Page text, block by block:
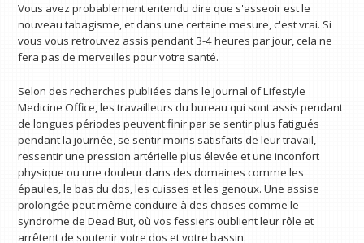
Vous avez probablement entendu dire que s'asseoir est le
nouveau tabagisme, et dans une certaine mesure, c'est vrai. Si
vous vous retrouvez assis pendant 3-4 heures par jour, cela ne
fera pas de merveilles pour votre santé.
Selon des recherches publiées dans le Journal of Lifestyle
Medicine Office, les travailleurs du bureau qui sont assis pendant
de longues périodes peuvent finir par se sentir plus fatigués
pendant la journée, se sentir moins satisfaits de leur travail,
ressentir une pression artérielle plus élevée et une inconfort
physique ou une douleur dans des domaines comme les
épaules, le bas du dos, les cuisses et les genoux. Une assise
prolongée peut même conduire à des choses comme le
syndrome de Dead But, où vos fessiers oublient leur rôle et
arrêtent de soutenir votre dos et votre bassin.